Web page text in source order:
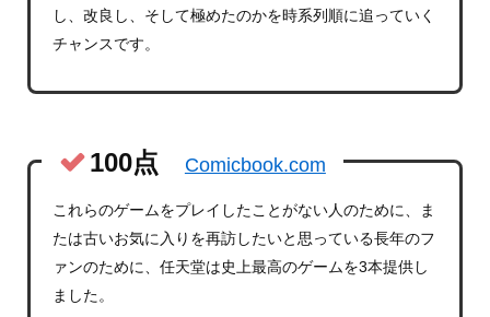
し、改良し、そして極めたのかを時系列順に追っていく
チャンスです。
100点 Comicbook.com
これらのゲームをプレイしたことがない人のために、ま
たは古いお気に入りを再訪したいと思っている長年のフ
ァンのために、任天堂は史上最高のゲームを3本提供し
ました。